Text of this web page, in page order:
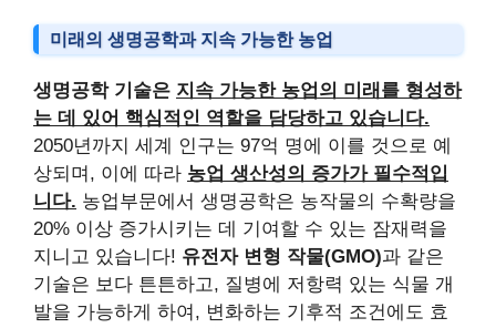
미래의 생명공학과 지속 가능한 농업
생명공학 기술은 지속 가능한 농업의 미래를 형성하
는 데 있어 핵심적인 역할을 담당하고 있습니다.
2050년까지 세계 인구는 97억 명에 이를 것으로 예
상되며, 이에 따라 농업 생산성의 증가가 필수적입
니다. 농업부문에서 생명공학은 농작물의 수확량을
20% 이상 증가시키는 데 기여할 수 있는 잠재력을
지니고 있습니다! 유전자 변형 작물(GMO)과 같은
기술은 보다 튼튼하고, 질병에 저항력 있는 식물 개
발을 가능하게 하여, 변화하는 기후적 조건에도 효